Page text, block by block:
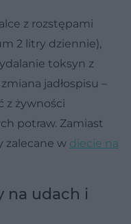
z rozstępami
2 litry dziennie),
toksyn z
jadłospisu –
z żywności
potraw. Zamiast
zalecane w diecie na
na udach i